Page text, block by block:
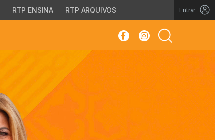
RTP ENSINA RTP ARQUIVOS Entrar